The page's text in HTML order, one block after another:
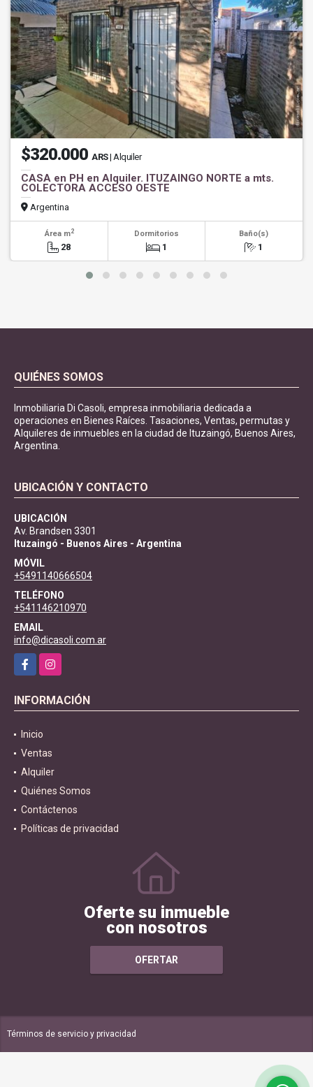
$320.000 ARS| Alquiler
CASA en PH en Alquiler. ITUZAINGO NORTE a mts.
COLECTORA ACCESO OESTE
Argentina
Área m2
28
Dormitorios
1
Baño(s)
1
QUIÉNES SOMOS
Inmobiliaria Di Casoli, empresa inmobiliaria dedicada a
operaciones en Bienes Raíces. Tasaciones, Ventas, permutas y
Alquileres de inmuebles en la ciudad de Ituzaingó, Buenos Aires,
Argentina.
UBICACIÓN Y CONTACTO
UBICACIÓN
Av. Brandsen 3301
Ituzaingó - Buenos Aires - Argentina
MÓVIL
+5491140666504
TELÉFONO
+541146210970
EMAIL
info@dicasoli.com.ar
FacebookInstagram
INFORMACIÓN
Inicio
Ventas
Alquiler
Quiénes Somos
Contáctenos
Políticas de privacidad
Oferte su inmueble
con nosotros
OFERTAR
Términos de servicio y privacidad